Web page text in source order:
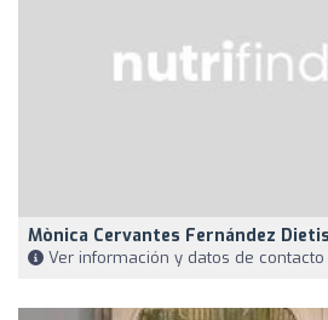
Mònica Cervantes Fernández
Ver información y datos de contacto